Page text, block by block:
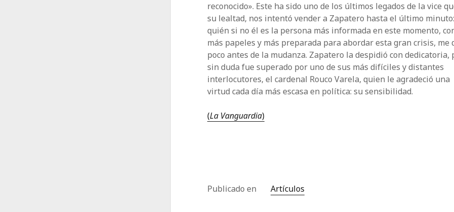
reconocido». Este ha sido uno de los últimos legados de la vice
su lealtad, nos intentó vender a Zapatero hasta el último minuto:
quién si no él es la persona más informada en este momento,
más papeles y más preparada para abordar esta gran crisis, me
poco antes de la mudanza. Zapatero la despidió con dedicatoria,
sin duda fue superado por uno de sus más difíciles y distantes
interlocutores, el cardenal Rouco Varela, quien le agradeció una
virtud cada día más escasa en política: su sensibilidad.
(La Vanguardia)
Publicado en Artículos